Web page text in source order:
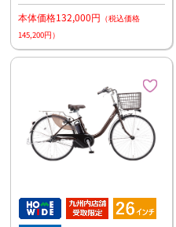
本体価格132,000円 （税込価格
145,200円）